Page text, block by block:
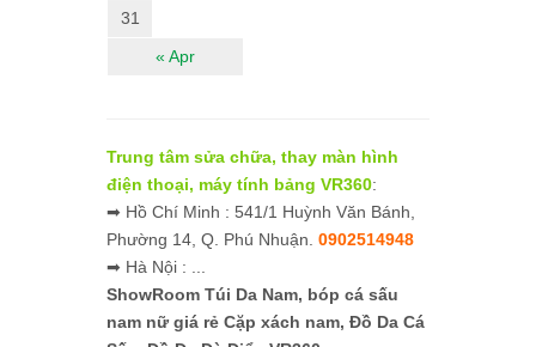
« Apr
31
Trung tâm sửa chữa, thay màn hình
điện thoại, máy tính bảng VR360:
➡ Hồ Chí Minh : 541/1 Huỳnh Văn Bánh,
Phường 14, Q. Phú Nhuận. 0902514948
➡ Hà Nội : ...
ShowRoom Túi Da Nam, bóp cá sấu
nam nữ giá rẻ Cặp xách nam, Đồ Da Cá